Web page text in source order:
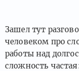
Зашел тут
человеком про
работы над
сложность